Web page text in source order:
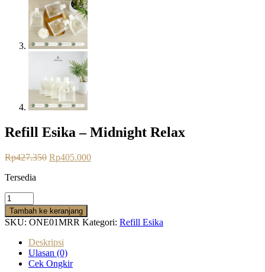
Refill Esika – Midnight Relax
Rp427.350 Harga
Rp405.000Harga
Tersedia
Kuantitas
Refill
Esika
-
Midnight
Relax
Tambah ke keranjang
SKU: ONE01MRR Kategori: Refill Esika
Deskripsi
Ulasan (0)
Cek Ongkir